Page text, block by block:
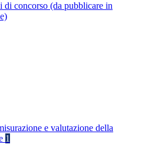
di concorso (da pubblicare in
e valutazione della
1